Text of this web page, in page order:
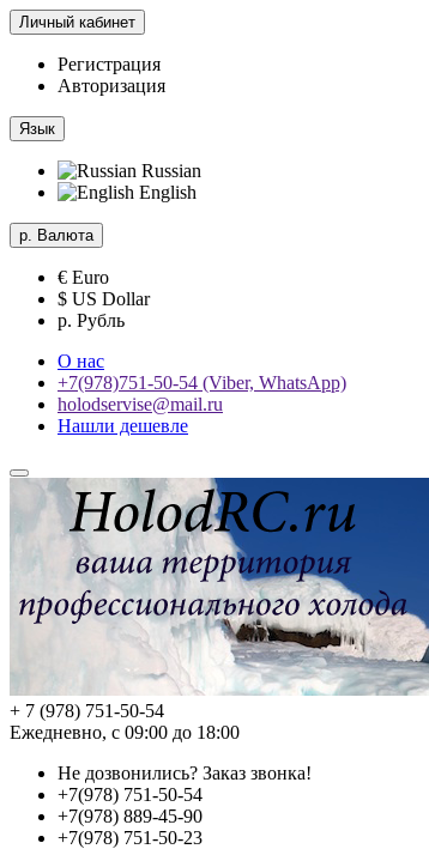
Личный кабинет
Регистрация
Авторизация
Язык
Russian
English
р. Валюта
€ Euro
$ US Dollar
р. Рубль
О нас
+7(978)751-50-54 (Viber, WhatsApp)
holodservise@mail.ru
Нашли дешевле
+ 7 (978) 751-50-54
Ежедневно, с 09:00 до 18:00
Не дозвонились? Заказ звонка!
+7(978) 751-50-54
+7(978) 889-45-90
+7(978) 751-50-23